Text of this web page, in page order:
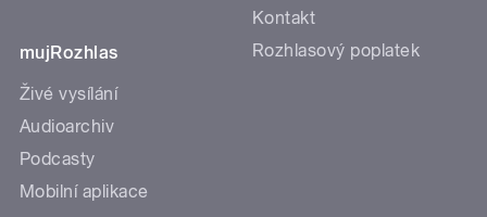
mujRozhlas
Živé vysílání
Audioarchiv
Podcasty
Mobilní aplikace
Kontakt
Rozhlasový poplatek